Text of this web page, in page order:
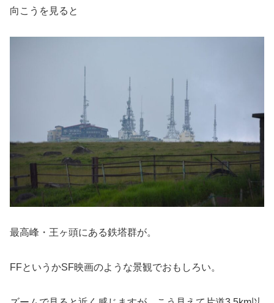
向こうを見ると
最高峰・王ヶ頭にある鉄塔群が。
FFというかSF映画のような景観でおもしろい。